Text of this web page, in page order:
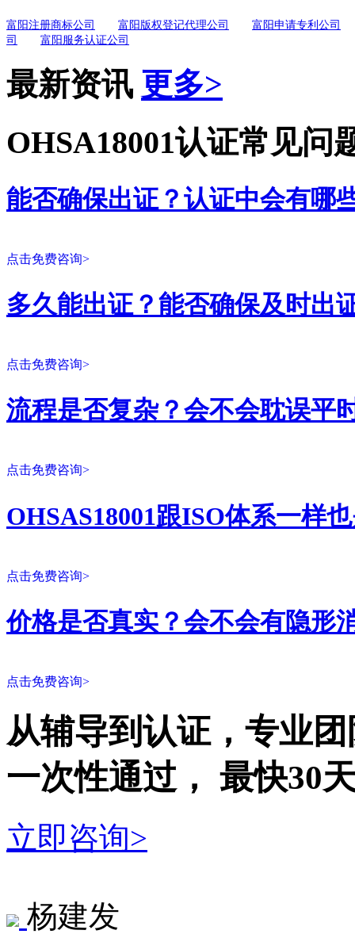
富阳注册商标公司 富阳版权登记代理公司
富阳申请专利公司
司
富阳服务认证公司
最新资讯 更多>
OHSA18001认证常见问
能否确保出证？认证中会有哪
点击免费咨询>
多久能出证？能否确保及时出
点击免费咨询>
流程是否复杂？会不会耽误平
点击免费咨询>
OHSAS18001跟ISO体系一样
点击免费咨询>
价格是否真实？会不会有隐形
点击免费咨询>
从辅导到认证，专业
一次性通过， 最快30
立即咨询>
杨建发